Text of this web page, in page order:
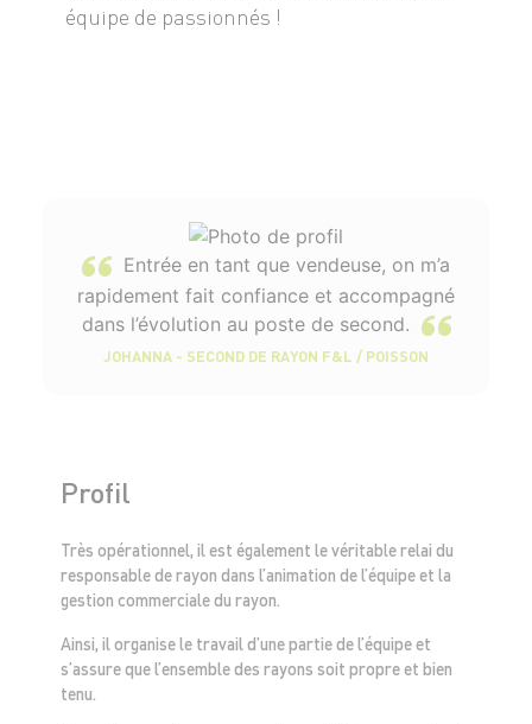
équipe de passionnés !
Entrée en tant que vendeuse, on m’a
rapidement fait confiance et accompagné
dans l’évolution au poste de second.
JOHANNA - SECOND DE RAYON F&L / POISSON
Profil
Très opérationnel, il est également le véritable relai du
responsable de rayon dans l’animation de l’équipe et la
gestion commerciale du rayon.
Ainsi, il organise le travail d’une partie de l’équipe et
s’assure que l’ensemble des rayons soit propre et bien
tenu.